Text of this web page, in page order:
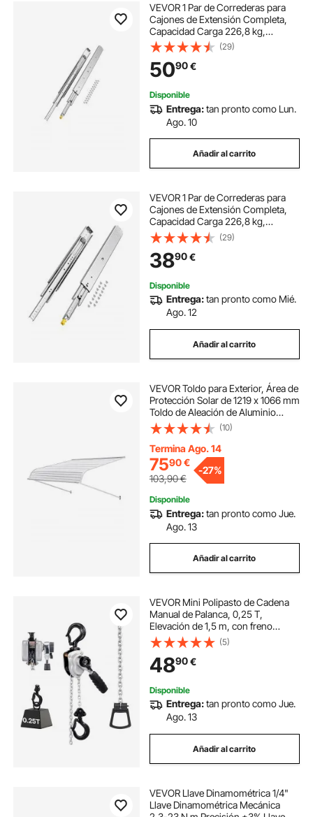
VEVOR 1 Par de Correderas para
Cajones de Extensión Completa,
Capacidad Carga 226,8 kg,
Rodamiento de Bolas con Riel
Deslizante para Cajones de Montaje
Lateral con Bloqueo, 913 x 76 x 19,5
mm
(29)
5090€
Disponible
Entrega:tan pronto como Lun.
Ago. 10
Añadir al carrito
VEVOR 1 Par de Correderas para
Cajones de Extensión Completa,
Capacidad Carga 226,8 kg,
Rodamiento de Bolas con Riel
Deslizante para Cajones de Montaje
Lateral con Bloqueo, 610 x 76 x 19,5
mm
(29)
3890€
Disponible
Entrega:tan pronto como Mié.
Ago. 12
Añadir al carrito
VEVOR Toldo para Exterior, Área de
Protección Solar de 1219 x 1066 mm
Toldo de Aleación de Aluminio
Resistente a la Oxidación con
Voladizo Compatible para Puerta de
1 m de Ancho de Exterior
(10)
Termina Ago. 14
7590€
103,90€
-27%
Disponible
Entrega:tan pronto como Jue.
Ago. 13
Añadir al carrito
VEVOR Mini Polipasto de Cadena
Manual de Palanca, 0,25 T,
Elevación de 1,5 m, con freno
mecánico de doble trinquete,
ganchos giratorios 360°, para
almacén, construcción y garaje,
270 x 120 x 85 mm
(5)
4890€
Disponible
Entrega:tan pronto como Jue.
Ago. 13
Añadir al carrito
VEVOR Llave Dinamométrica 1/4"
Llave Dinamométrica Mecánica